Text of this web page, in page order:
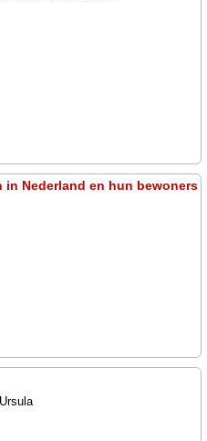
in Nederland en hun bewoners